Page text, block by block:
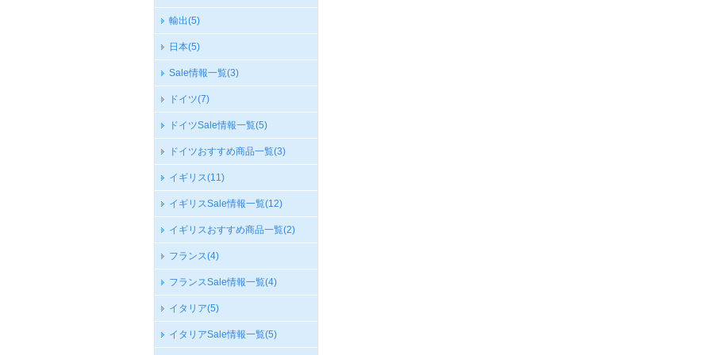
輸出(5)
日本(5)
Sale情報一覧(3)
ドイツ(7)
ドイツSale情報一覧(5)
ドイツおすすめ商品一覧(3)
イギリス(11)
イギリスSale情報一覧(12)
イギリスおすすめ商品一覧(2)
フランス(4)
フランスSale情報一覧(4)
イタリア(5)
イタリアSale情報一覧(5)